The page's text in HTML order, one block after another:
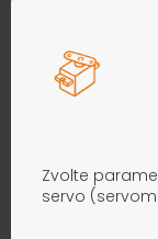
Zvolte
servo